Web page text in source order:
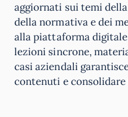
aggiornati sui temi
della normativa e dei
alla piattaforma
lezioni sincrone,
casi aziendali
contenuti e consolidare